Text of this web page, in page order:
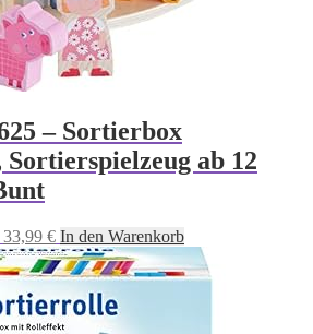
– Sortierbox
ab 12
Ursprünglicher
Preis
war:
37,99 €
33,99 €Aktueller
Preis
ist:
33,99 €.
In den Warenkorb